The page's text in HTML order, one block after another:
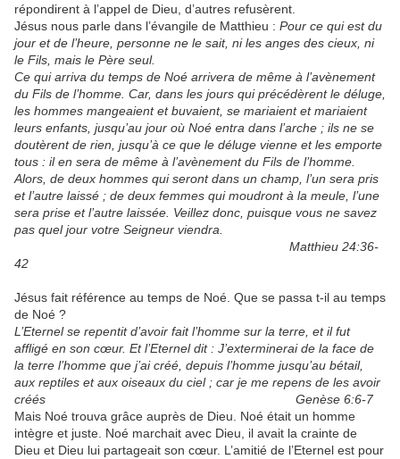
répondirent à l’appel de Dieu, d’autres refusèrent.
Jésus nous parle dans l’évangile de Matthieu : Pour ce qui est du
jour et de l’heure, personne ne le sait, ni les anges des cieux, ni
le Fils, mais le Père seul.
Ce qui arriva du temps de Noé arrivera de même à l’avènement
du Fils de l’homme. Car, dans les jours qui précédèrent le déluge,
les hommes mangeaient et buvaient, se mariaient et mariaient
leurs enfants, jusqu’au jour où Noé entra dans l’arche ; ils ne se
doutèrent de rien, jusqu’à ce que le déluge vienne et les emporte
tous : il en sera de même à l’avènement du Fils de l’homme.
Alors, de deux hommes qui seront dans un champ, l’un sera pris
et l’autre laissé ; de deux femmes qui moudront à la meule, l’une
sera prise et l’autre laissée. Veillez donc, puisque vous ne savez
pas quel jour votre Seigneur viendra.
Matthieu 24:36-
42
Jésus fait référence au temps de Noé. Que se passa t-il au temps
de Noé ?
L’Eternel se repentit d’avoir fait l’homme sur la terre, et il fut
affligé en son cœur. Et l’Eternel dit : J’exterminerai de la face de
la terre l’homme que j’ai créé, depuis l’homme jusqu’au bétail,
aux reptiles et aux oiseaux du ciel ; car je me repens de les avoir
créés Genèse 6:6-7
Mais Noé trouva grâce auprès de Dieu. Noé était un homme
intègre et juste. Noé marchait avec Dieu, il avait la crainte de
Dieu et Dieu lui partageait son cœur. L’amitié de l’Eternel est pour